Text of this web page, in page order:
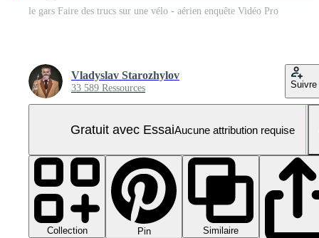
le gars Faire des trucs sur une vélo - aérien enquête Vidéo Pro
Vladyslav Starozhylov
33 589 Ressources Suivre
Gratuit avec EssaiAucune attribution requise
Collection Pin
Similaire